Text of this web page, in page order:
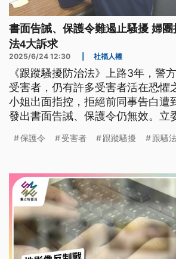
書面告誡、保護令難遏止騷擾 婦
法4大訴求
2025/6/24 12:30 社福人權
《跟蹤騷擾防治法》上路3年，警
受害者，仍有許多受害者活在恐懼
小姐出面指控，拒絕前同事告白遭
發出書面告誡、保護令仍無效。立
受害者資料保護等4大訴求。
保護令 受害者 跟蹤騷擾 跟騷